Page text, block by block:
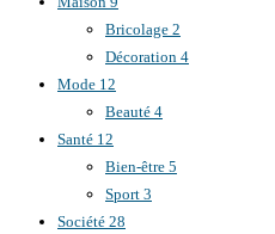
Bricolage 2
Décoration 4
Mode 12
Beauté 4
Santé 12
Bien-être 5
Sport 3
Société 28